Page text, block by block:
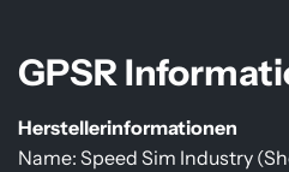
GPSR
Herstellerinformationen
Name: Speed Sim Industry